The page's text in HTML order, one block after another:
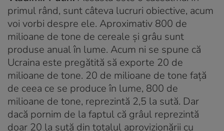
primul rând, sunt câteva lucruri obiective, acum
voi vorbi despre ele. Aproximativ 800 de
milioane de tone de cereale și grâu sunt
produse anual în lume. Acum ni se spune că
Ucraina este pregătită să exporte 20 de
milioane de tone. 20 de milioane de tone față
de ceea ce se produce în lume, 800 de
milioane de tone, reprezintă 2,5 la sută. Dar
dacă pornim de la faptul că grâul reprezintă
doar 20 la sută din totalul aprovizionării cu